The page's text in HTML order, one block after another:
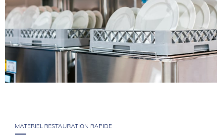
MATERIEL RESTAURATION RAPIDE